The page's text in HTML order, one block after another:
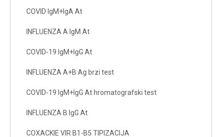
COVID IgM+IgA At
INFLUENZA A IgM At
COVID-19 IgM+IgG At
INFLUENZA A+B Ag brzi test
COVID-19 IgM+IgG At hromatografski test
INFLUENZA B IgG At
COXACKIE VIR B1-B5 TIPIZACIJA